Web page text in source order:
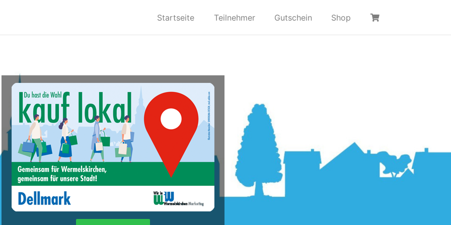
Startseite Teilnehmer Gutschein Shop